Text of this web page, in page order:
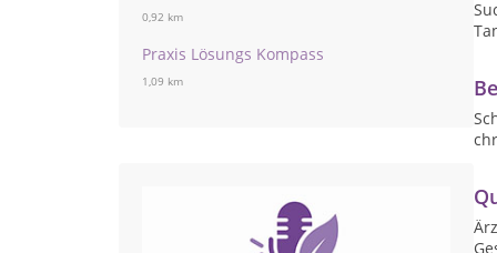
0,92 km
Praxis Lösungs Kompass
1,09 km